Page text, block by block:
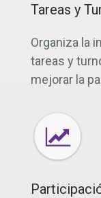
Tareas y
Organiza la
tareas y
mejorar la